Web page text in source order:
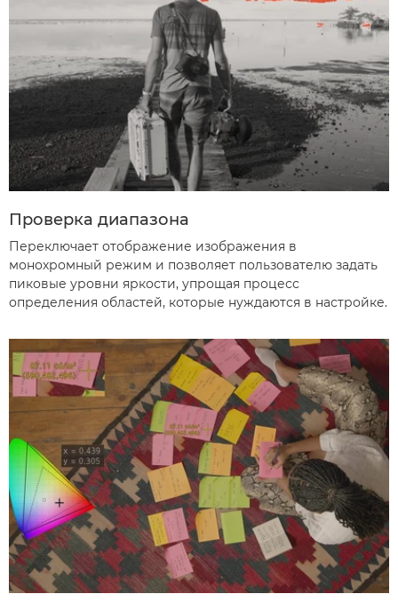
Проверка диапазона
Переключает отображение изображения в
монохромный режим и позволяет пользователю задать
пиковые уровни яркости, упрощая процесс
определения областей, которые нуждаются в настройке.